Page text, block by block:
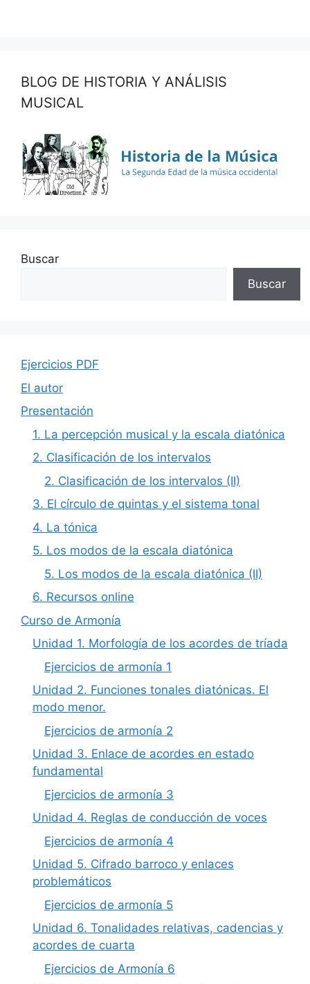
BLOG DE HISTORIA Y ANÁLISIS
MUSICAL
Buscar
Buscar
Ejercicios PDF
El autor
Presentación
1. La percepción musical y la escala diatónica
2. Clasificación de los intervalos
2. Clasificación de los intervalos (II)
3. El círculo de quintas y el sistema tonal
4. La tónica
5. Los modos de la escala diatónica
5. Los modos de la escala diatónica (II)
6. Recursos online
Curso de Armonía
Unidad 1. Morfología de los acordes de tríada
Ejercicios de armonía 1
Unidad 2. Funciones tonales diatónicas. El
modo menor.
Ejercicios de armonía 2
Unidad 3. Enlace de acordes en estado
fundamental
Ejercicios de armonía 3
Unidad 4. Reglas de conducción de voces
Ejercicios de armonía 4
Unidad 5. Cifrado barroco y enlaces
problemáticos
Ejercicios de armonía 5
Unidad 6. Tonalidades relativas, cadencias y
acordes de cuarta
Ejercicios de Armonía 6